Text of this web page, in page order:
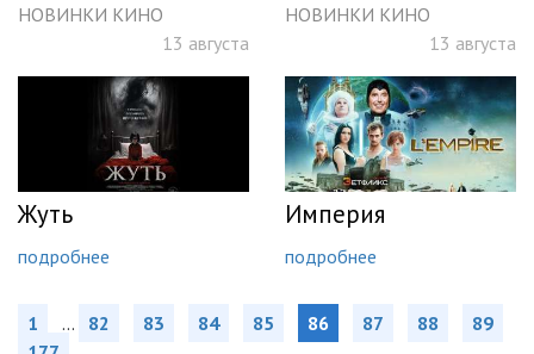
НОВИНКИ КИНО
13 августа
Жуть
подробнее
НОВИНКИ КИНО
13 августа
Империя
подробнее
1 ... 82 83 84 85 86 87 88
89